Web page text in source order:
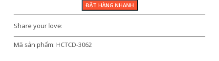
Share your love:
Mã sản phẩm: HCTCD-3062